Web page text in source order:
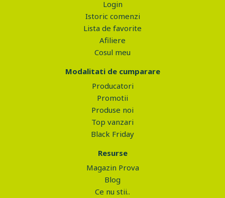
Login
Istoric comenzi
Lista de favorite
Afiliere
Cosul meu
Modalitati de cumparare
Producatori
Promotii
Produse noi
Top vanzari
Black Friday
Resurse
Magazin Prova
Blog
Ce nu stii..